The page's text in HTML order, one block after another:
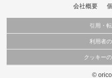
会社概要
引用・
当サイトで公開されている情報（文字、
これらの情報を権利者の許可なく無断転
利用者
当サイトに掲載している内容はすべてサ
クッキー
このサイトでは Cookie を使用して、ユー
©